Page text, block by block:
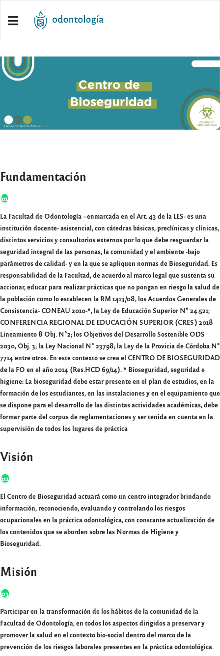
Fundamentación
01
La Facultad de Odontología –enmarcada en el Art. 43 de la LES- es una
institución docente- asistencial, con cátedras básicas, preclínicas y clínicas,
distintos servicios y consultorios externos por lo que debe resguardar la
seguridad integral de las personas, la comunidad y el ambiente -bajo
parámetros de calidad- y en la que se apliquen normas de Bioseguridad. Es
responsabilidad de la Facultad, de acuerdo al marco legal que sustenta su
accionar, educar para realizar prácticas que no pongan en riesgo la salud de
la población como lo establecen la RM 1413/08, los Acuerdos Generales de
Consistencia- CONEAU 2010-*, la Ley de Educación Superior N° 24.521;
CONFERENCIA REGIONAL DE EDUCACIÓN SUPERIOR (CRES) 2018
Lineamiento 8 Obj. N°2; los Objetivos del Desarrollo Sostenible ODS
2030, Obj. 3; la Ley Nacional N° 23798; la Ley de la Provicia de Córdoba N°
7714 entre otros. En este contexto se crea el CENTRO DE BIOSEGURIDAD
de la FO en el año 2014 (Res.HCD 69/14). * Bioseguridad, seguridad e
higiene: La bioseguridad debe estar presente en el plan de estudios, en la
formación de los estudiantes, en las instalaciones y en el equipamiento que
se dispone para el desarrollo de las distintas actividades académicas, debe
formar parte del corpus de reglamentaciones y ser tenida en cuenta en la
supervisión de todos los lugares de práctica
Visión
02
El Centro de Bioseguridad actuará como un centro integrador brindando
información, reconociendo, evaluando y controlando los riesgos
ocupacionales en la práctica odontológica, con constante actualización de
los contenidos que se aborden sobre las Normas de Higiene y
Bioseguridad.
Misión
03
Participar en la transformación de los hábitos de la comunidad de la
Facultad de Odontología, en todos los aspectos dirigidos a preservar y
promover la salud en el contexto bio-social dentro del marco de la
prevención de los riesgos laborales presentes en la práctica odontológica.